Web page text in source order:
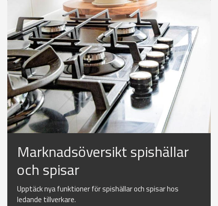
Marknadsöversikt spishällar
och spisar
Upptäck nya funktioner för spishällar och spisar hos
ledande tillverkare.